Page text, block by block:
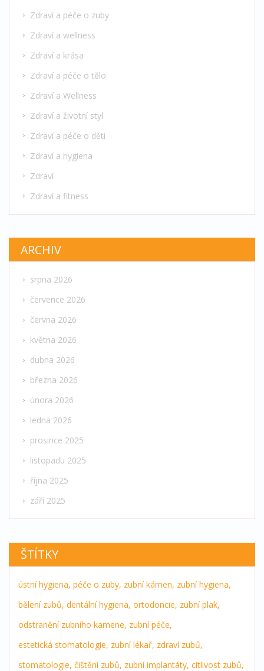
Zdraví a péče o zuby
Zdraví a wellness
Zdraví a krása
Zdraví a péče o tělo
Zdraví a Wellness
Zdraví a životní styl
Zdraví a péče o děti
Zdraví a hygiena
Zdraví
Zdraví a fitness
ARCHIV
srpna 2026
července 2026
června 2026
května 2026
dubna 2026
března 2026
února 2026
ledna 2026
prosince 2025
listopadu 2025
října 2025
září 2025
ŠTÍTKY
ústní hygiena, péče o zuby, zubní kámen, zubní hygiena,
bělení zubů, dentální hygiena, ortodoncie, zubní plak,
odstranění zubního kamene, zubní péče,
estetická stomatologie, zubní lékař, zdraví zubů,
stomatologie, čištění zubů, zubní implantáty, citlivost zubů,